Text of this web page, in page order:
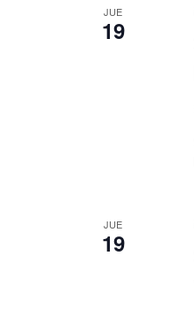
JUE
19
JUE
19